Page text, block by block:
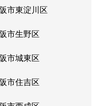
市東淀川区
市生野区
市城東区
市住吉区